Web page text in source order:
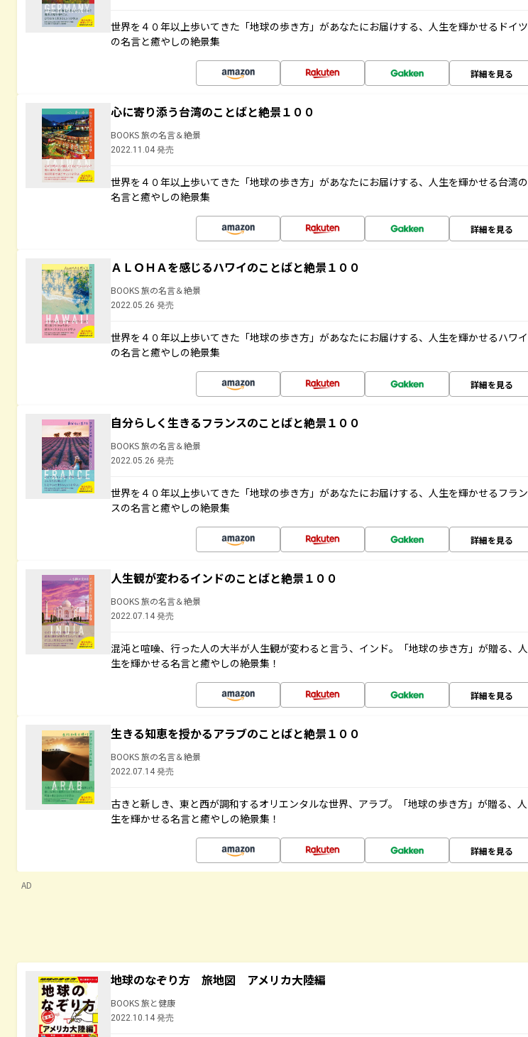
世界を４０年以上歩いてきた「地球の歩き方」があなたにお届けする、人生を輝かせるドイツ
の名言と癒やしの絶景集
詳細を見る
心に寄り添う台湾のことばと絶景１００
BOOKS 旅の名言＆絶景
2022.11.04 発売
世界を４０年以上歩いてきた「地球の歩き方」があなたにお届けする、人生を輝かせる台湾の
名言と癒やしの絶景集
詳細を見る
ＡＬＯＨＡを感じるハワイのことばと絶景１００
BOOKS 旅の名言＆絶景
2022.05.26 発売
世界を４０年以上歩いてきた「地球の歩き方」があなたにお届けする、人生を輝かせるハワイ
の名言と癒やしの絶景集
詳細を見る
自分らしく生きるフランスのことばと絶景１００
BOOKS 旅の名言＆絶景
2022.05.26 発売
世界を４０年以上歩いてきた「地球の歩き方」があなたにお届けする、人生を輝かせるフラン
スの名言と癒やしの絶景集
詳細を見る
人生観が変わるインドのことばと絶景１００
BOOKS 旅の名言＆絶景
2022.07.14 発売
混沌と喧噪、行った人の大半が人生観が変わると言う、インド。「地球の歩き方」が贈る、人
生を輝かせる名言と癒やしの絶景集！
詳細を見る
生きる知恵を授かるアラブのことばと絶景１００
BOOKS 旅の名言＆絶景
2022.07.14 発売
古きと新しき、東と西が調和するオリエンタルな世界、アラブ。「地球の歩き方」が贈る、人
生を輝かせる名言と癒やしの絶景集！
詳細を見る
AD
地球のなぞり方 旅地図 アメリカ大陸編
BOOKS 旅と健康
2022.10.14 発売